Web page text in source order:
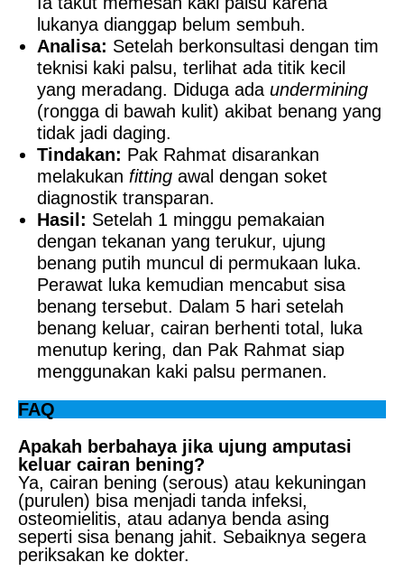
lukanya dianggap belum sembuh.
Analisa: Setelah berkonsultasi dengan tim
teknisi kaki palsu, terlihat ada titik kecil
yang meradang. Diduga ada undermining
(rongga di bawah kulit) akibat benang yang
tidak jadi daging.
Tindakan: Pak Rahmat disarankan
melakukan fitting awal dengan soket
diagnostik transparan.
Hasil: Setelah 1 minggu pemakaian
dengan tekanan yang terukur, ujung
benang putih muncul di permukaan luka.
Perawat luka kemudian mencabut sisa
benang tersebut. Dalam 5 hari setelah
benang keluar, cairan berhenti total, luka
menutup kering, dan Pak Rahmat siap
menggunakan kaki palsu permanen.
FAQ
Apakah berbahaya jika ujung amputasi
keluar cairan bening?
Ya, cairan bening (serous) atau kekuningan
(purulen) bisa menjadi tanda infeksi,
osteomielitis, atau adanya benda asing
seperti sisa benang jahit. Sebaiknya segera
periksakan ke dokter.